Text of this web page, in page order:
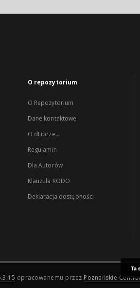
O repozytorium
O Repozytorium
Dane kontaktowe
O dLibrze...
Regulamin
Dla Autorów
Klauzula RODO
Deklaracja dostępności
opracowanemu przez Poznańskie
Ta